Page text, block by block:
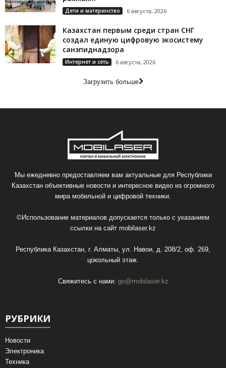
Дети и материнство 6 августа, 2026
Казахстан первым среди стран СНГ
создал единую цифровую экосистему
санэпиднадзора
Интернет и сеть 6 августа, 2026
Загрузить больше
Мы ежедневно предоставляем вам актуальные для Республики
Казахстан объективные новости и интересное видео из огромного
мира мобильной и цифровой техники.
©Использование материалов допускается только с указанием
ссылки на сайт mobilaser.kz
Республика Казахстан, г. Алматы, ул. Навои, д. 208/2, оф. 269,
цокольный этаж.
Свяжитесь с нами: go@mobilaser.kz
РУБРИКИ
Новости
Электроника
Техника